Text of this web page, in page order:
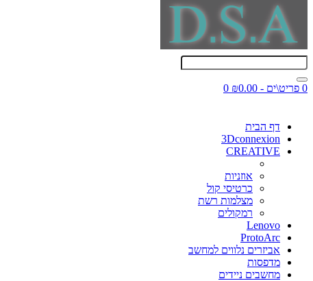
0 פריט\ים - ₪0.00 0
דף הבית
3Dconnexion
CREATIVE
אוזניות
כרטיסי קול
מצלמות רשת
רמקולים
Lenovo
ProtoArc
אביזרים נלווים למחשב
מדפסות
מחשבים ניידים